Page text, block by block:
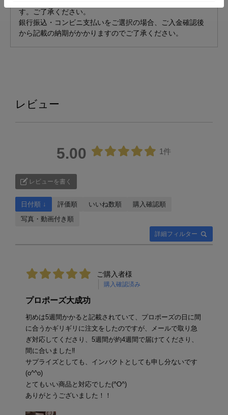
す。ご了承ください。
銀行振込・コンビニ支払いをご選択の場合、ご入金確認後
から記載の納期がかかりますのでご了承ください。
レビュー
5.00 1件
レビューを書く
詳細フィルター
日付順 ↓ 評価順 いいね数順
購入確認順
写真・動画付き順
ご購入者様
購入確認済み
プロポーズ大成功
初めは5週間かかると記載されていて、プロポーズの日に間
に合うかギリギリに注文をしたのですが、メールで取り急
ぎ対応してくださり、5週間が約4週間で届けてくださり、
間に合いました‼️
サプライズとしても、インパクトとしても申し分ないです
(o^^o)
とてもいい商品と対応でした(^O^)
ありがとうございました！！